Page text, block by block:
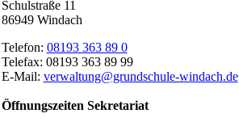
Schulstraße 11
86949 Windach
Telefon: 08193 363 89 0
Telefax: 08193 363 89 99
E-Mail: verwaltung@grundschule-windach.de
Öffnungszeiten Sekretariat